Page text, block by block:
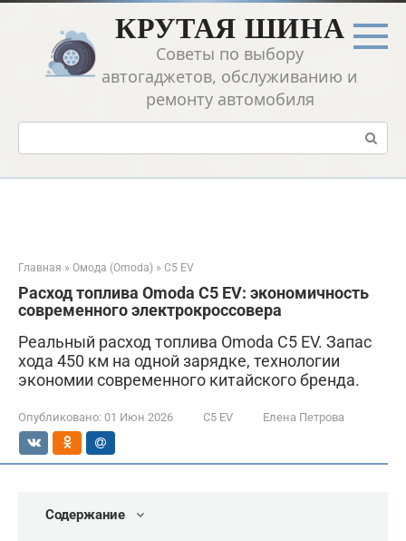
Перейти
контенту
КРУТАЯ ШИНА
Советы по выбору
автогаджетов, обслуживанию и
ремонту автомобиля
Поиск:
Главная » Омода (Omoda) » C5 EV
Расход топлива Omoda C5 EV: экономичность
современного электрокроссовера
Реальный расход топлива Omoda C5 EV. Запас
хода 450 км на одной зарядке, технологии
экономии современного китайского бренда.
Опубликовано: 01 Июн 2026 C5 EV Елена Петрова
Содержание